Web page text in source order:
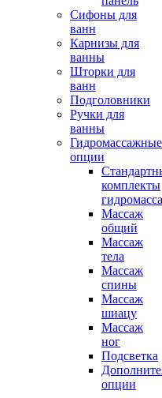
Сифоны для
ванн
Карнизы для
ванны
Шторки для
ванн
Подголовники
Ручки для
ванны
Гидромассажные
опции
комплекты
Массаж
общий
Массаж
тела
Массаж
спины
Массаж
шиацу
Массаж
ног
Подсветка
опции